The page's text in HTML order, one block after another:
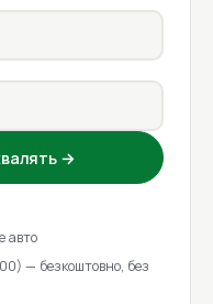
→
авто
— безкоштовно, без